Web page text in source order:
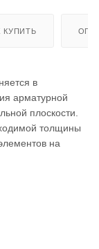
КУПИТЬ
в
арматурной
плоскости.
толщины
на